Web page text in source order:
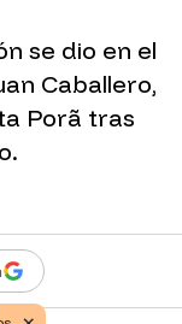
se dio en el
Caballero,
Porã tras